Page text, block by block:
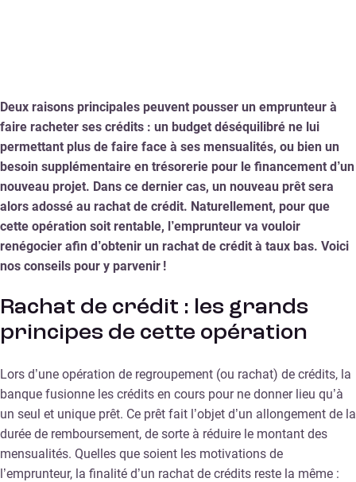
Deux raisons principales peuvent pousser un emprunteur à
faire racheter ses crédits : un budget déséquilibré ne lui
permettant plus de faire face à ses mensualités, ou bien un
besoin supplémentaire en trésorerie pour le financement d’un
nouveau projet. Dans ce dernier cas, un nouveau prêt sera
alors adossé au rachat de crédit. Naturellement, pour que
cette opération soit rentable, l’emprunteur va vouloir
renégocier afin d’obtenir un rachat de crédit à taux bas. Voici
nos conseils pour y parvenir !
Rachat de crédit : les grands
principes de cette opération
Lors d’une opération de regroupement (ou rachat) de crédits, la
banque fusionne les crédits en cours pour ne donner lieu qu’à
un seul et unique prêt. Ce prêt fait l’objet d’un allongement de la
durée de remboursement, de sorte à réduire le montant des
mensualités. Quelles que soient les motivations de
l’emprunteur, la finalité d’un rachat de crédits reste la même :